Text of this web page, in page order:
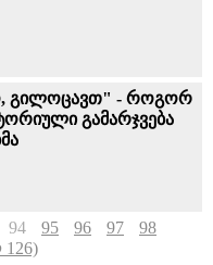
გილოცავთ" - როგორ
გამარჯვება
94 95 96 97
98